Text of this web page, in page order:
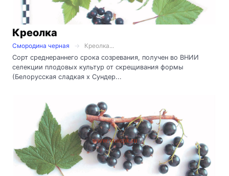
Креолка
Смородина черная
Креолка...
Сорт среднераннего срока созревания, получен во ВНИИ
селекции плодовых культур от скрещивания формы
(Белорусская сладкая х Сундер...